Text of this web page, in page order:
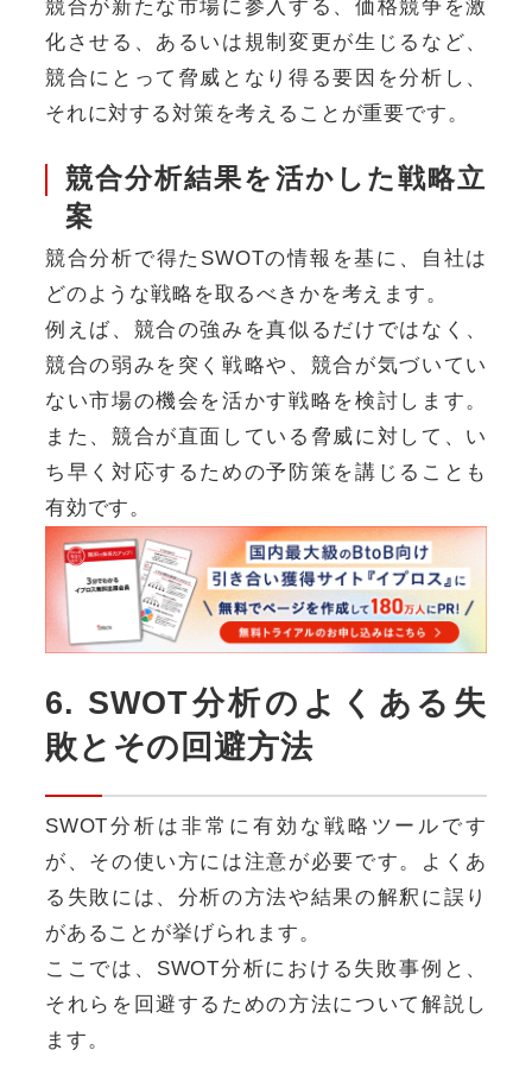
競合が新たな市場に参入する、価格競争を激
化させる、あるいは規制変更が生じるなど、
競合にとって脅威となり得る要因を分析し、
それに対する対策を考えることが重要です。
競合分析結果を活かした戦略立
案
競合分析で得たSWOTの情報を基に、自社は
どのような戦略を取るべきかを考えます。
例えば、競合の強みを真似るだけではなく、
競合の弱みを突く戦略や、競合が気づいてい
ない市場の機会を活かす戦略を検討します。
また、競合が直面している脅威に対して、い
ち早く対応するための予防策を講じることも
有効です。
6. SWOT分析のよくある失
敗とその回避方法
SWOT分析は非常に有効な戦略ツールです
が、その使い方には注意が必要です。よくあ
る失敗には、分析の方法や結果の解釈に誤り
があることが挙げられます。
ここでは、SWOT分析における失敗事例と、
それらを回避するための方法について解説し
ます。